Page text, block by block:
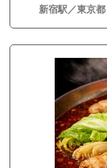
新宿駅／東京都